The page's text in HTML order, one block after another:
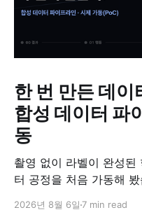
한 번 만든 데
합성 데이터 파
동
촬영 없이 라벨이 완성된
터 공정을 처음 가동해
리했습니다.
2026년 8월 6일 7 min read